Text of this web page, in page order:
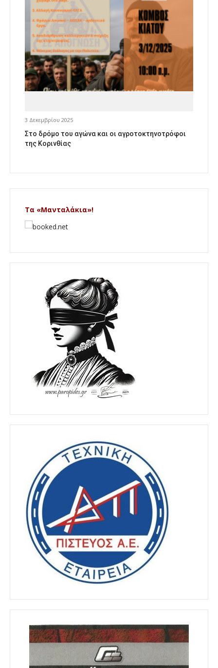
3 Δεκεμβρίου 2025
Στο δρόμο του αγώνα και οι αγροτοκτηνοτρόφοι
της Κορινθίας
Τα «Μανταλάκια»!